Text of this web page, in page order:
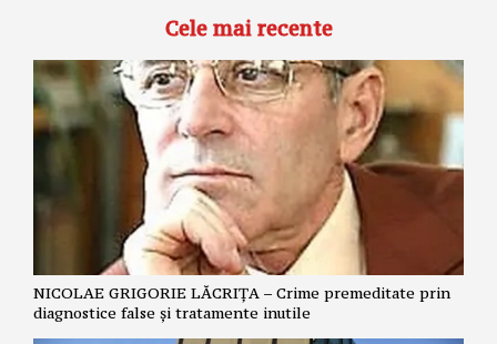
Cele mai recente
NICOLAE GRIGORIE LĂCRIȚA – Crime premeditate prin
diagnostice false și tratamente inutile